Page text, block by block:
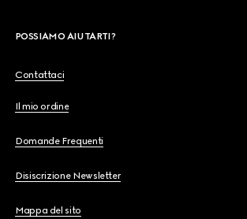
POSSIAMO AIUTARTI?
Contattaci
Il mio ordine
Domande Frequenti
Disiscrizione Newsletter
Mappa del sito